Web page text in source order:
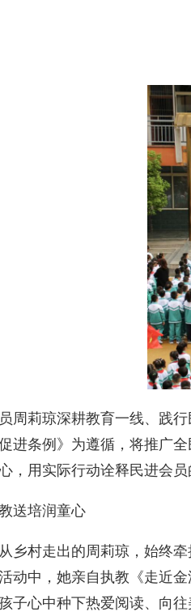
周莉琼深耕教育一线、践
进条例》为遵循，将推广
，用实际行动诠释民进会员
送培润童心
乡村走出的周莉琼，始终
动中，她亲自执教《走近
子心中种下热爱阅读、向